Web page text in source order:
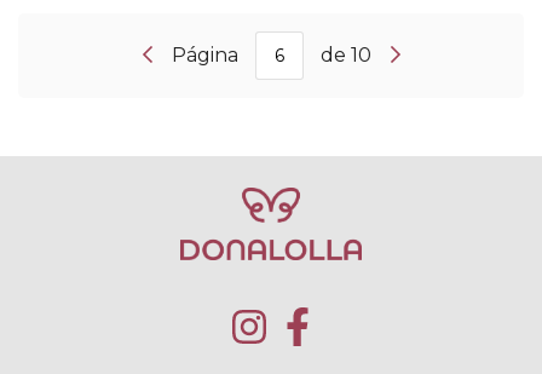
Página de 10